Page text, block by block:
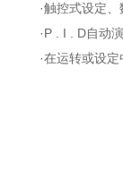
·触控式设定
·P . I . D自动
·在运转或设